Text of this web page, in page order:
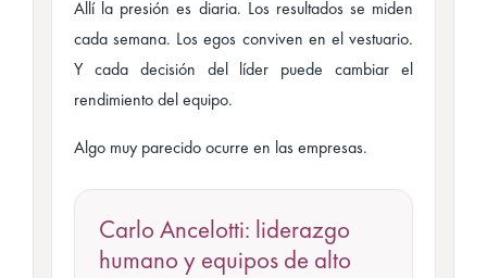
Allí la presión es diaria. Los resultados se miden
cada semana. Los egos conviven en el vestuario.
Y cada decisión del líder puede cambiar el
rendimiento del equipo.
Algo muy parecido ocurre en las empresas.
Carlo Ancelotti: liderazgo
humano y equipos de alto